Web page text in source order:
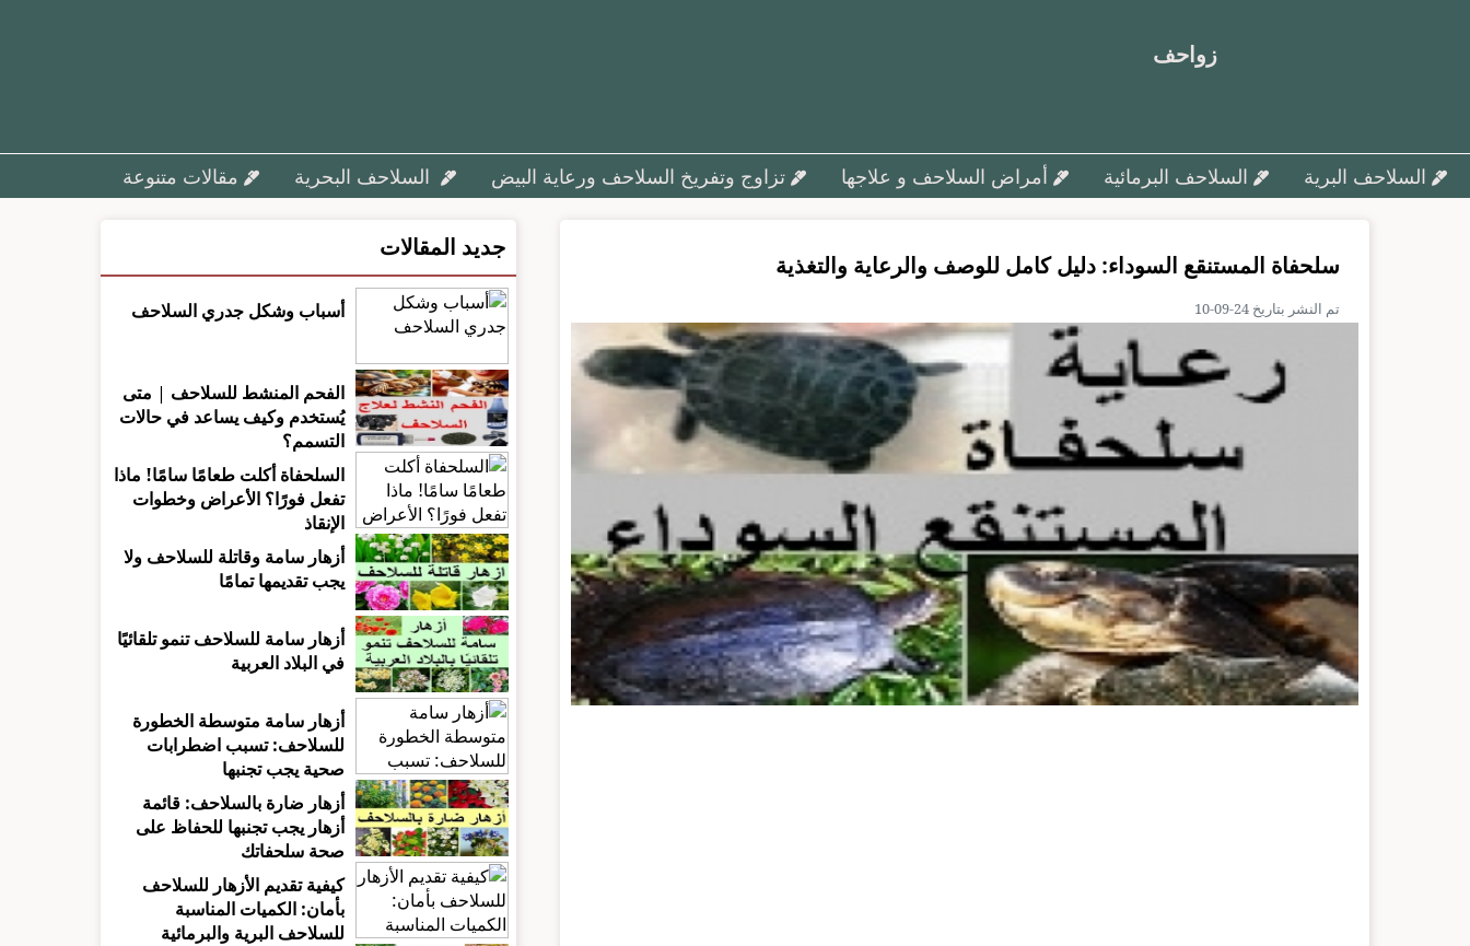
زواحف
السلاحف البرية السلاحف البرمائية أمراض السلاحف و علاجها تزاوج وتفريخ السلاحف ورعاية البيض السلاحف البحرية مقالات متنوعة
سلحفاة المستنقع السوداء: دليل كامل للوصف والرعاية والتغذية
تم النشر بتاريخ 24-09-10
جديد المقالات
أسباب وشكل جدري السلاحف
الفحم المنشط للسلاحف | متى
يُستخدم وكيف يساعد في حالات
التسمم؟
السلحفاة أكلت طعامًا سامًا! ماذا
تفعل فورًا؟ الأعراض وخطوات
الإنقاذ
أزهار سامة وقاتلة للسلاحف ولا
يجب تقديمها تمامًا
أزهار سامة للسلاحف تنمو تلقائيًا
في البلاد العربية
أزهار سامة متوسطة الخطورة
للسلاحف: تسبب اضطرابات
صحية يجب تجنبها
أزهار ضارة بالسلاحف: قائمة
أزهار يجب تجنبها للحفاظ على
صحة سلحفاتك
كيفية تقديم الأزهار للسلاحف
بأمان: الكميات المناسبة
للسلاحف البرية والبرمائية